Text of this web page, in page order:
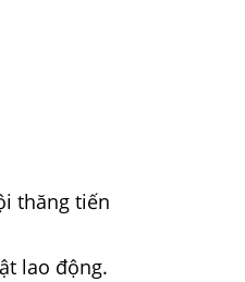
thăng tiến
lao động.